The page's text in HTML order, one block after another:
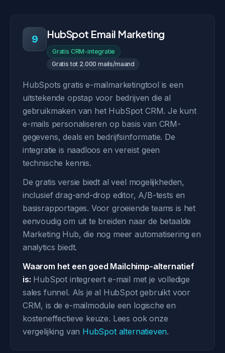
9 HubSpot Email Marketing
Gratis CRM-integratie
Gratis tot 2.000 mails/maand
HubSpots gratis e-mailmarketingtool is een
uitstekende opstap voor bedrijven die al
gebruikmaken van het HubSpot CRM. Je kunt
e-mails personaliseren op basis van CRM-
gegevens, deals en bedrijfsinformatie. De
integratie is naadloos en vereist geen
technische kennis.
De gratis versie biedt al veel mogelijkheden,
inclusief drag-and-drop editor, A/B-tests en
basisrapportages. Voor groeiende teams is het
eenvoudig om uit te breiden naar de betaalde
Marketing Hub, die nog meer automatisering en
analytics biedt.
Waarom het een goed Mailchimp-alternatief
is: HubSpot integreert e-mail met je volledige
sales funnel. Als je al HubSpot gebruikt voor
CRM, is de e-mailmodule een logische en
kosteneffectieve keuze. Lees ook onze
vergelijking van HubSpot alternatieven.